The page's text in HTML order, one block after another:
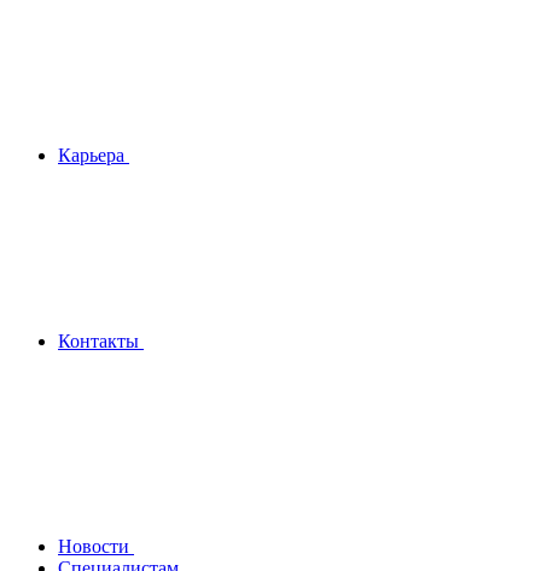
Карьера
Контакты
Новости